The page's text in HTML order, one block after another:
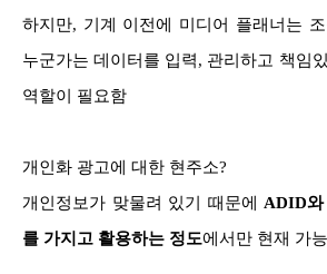
하지만, 기계 이전에 미디어 플래너는
누군가는 데이터를 입력, 관리하고 책임
역할이 필요함
개인화 광고에 대한 현주소?
개인정보가 맞물려 있기 때문에 ADID와
를 가지고 활용하는 정도에서만 현재 가능